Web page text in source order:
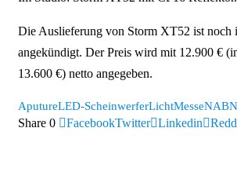
Die Auslieferung von Storm XT52 ist noch
angekündigt. Der Preis wird mit 12.900 €
13.600 €) netto angegeben.
AputureLED-ScheinwerferLichtMesseNAB
Share 0 FacebookTwitter Linkedin